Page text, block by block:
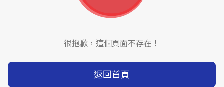
很抱歉，這個頁面不存在！
返回首頁